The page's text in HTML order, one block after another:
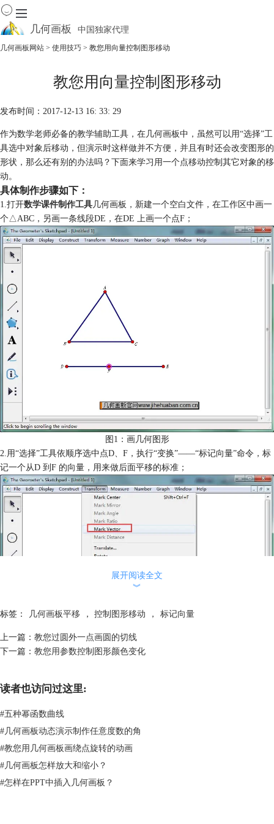
几何画板 中国独家代理
资源中心
软件商城
几何画板网站 > 使用技巧 > 教您用向量控制图形移动
教您用向量控制图形移动
发布时间：2017-12-13 16: 33: 29
作为数学老师必备的教学辅助工具，在几何画板中，虽然可以用“选择”工
具选中对象后移动，但演示时这样做并不方便，并且有时还会改变图形的
形状，那么还有别的办法吗？下面来学习用一个点移动控制其它对象的移
动。
具体制作步骤如下：
1.打开数学课件制作工具几何画板，新建一个空白文件，在工作区中画一
个△ABC，另画一条线段DE，在DE 上画一个点F；
图1：画几何图形
2.用“选择”工具依顺序选中点D、F，执行“变换”——“标记向量”命令，标
记一个从D 到F 的向量，用来做后面平移的标准；
令，在弹出的对话框中保持如下图所示的设置；
展开阅读全文
︾
标签： 几何画板平移 ， 控制图形移动 ， 标记向量
上一篇： 教您过圆外一点画圆的切线
下一篇： 教您用参数控制图形颜色变化
读者也访问过这里:
#五种幂函数曲线
#几何画板动态演示制作任意度数的角
#教您用几何画板画绕点旋转的动画
#几何画板怎样放大和缩小？
#怎样在PPT中插入几何画板？